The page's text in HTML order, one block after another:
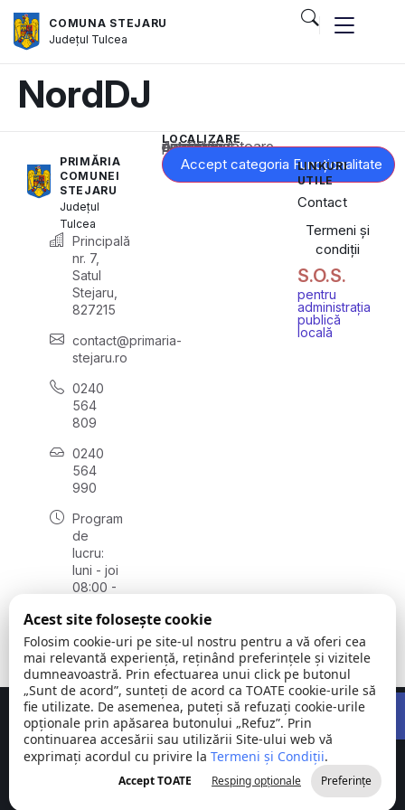
COMUNA STEJARU
Județul Tulcea
NordDJ
PRIMĂRIA
COMUNEI
STEJARU
Județul
Tulcea
Principală
nr. 7,
Satul
Stejaru,
827215
contact@primaria-
stejaru.ro
0240
564
809
0240
564
990
Program
de
lucru:
luni - joi
08:00 -
vineri
08:00 -
14:00
LOCALIZARE
Acest conținut este blocat până când acceptați categoria corespunzătoare de cookie-uri.
Accept categoria Funcționalitate
LINKURI
UTILE
Contact
Termeni și
condiții
S.O.S.
pentru
administrația
publică
locală
Comuna
Stejaru |
județul Tulcea
©
2026
Toate
drepturile
rezervate
Concept realizat deBig Media Relații Publice SRL
Acest site folosește cookie
Folosim cookie-uri pe site-ul nostru pentru a vă oferi cea
mai relevantă experiență, reținând preferințele și vizitele
dumneavoastră. Prin efectuarea unui click pe butonul
„Sunt de acord”, sunteți de acord ca TOATE cookie-urile să
fie utilizate. De asemenea, puteți să refuzați cookie-urile
opționale prin apăsarea butonului „Refuz”. Prin
continuarea accesării sau utilizării Site-ului web vă
exprimați acordul cu privire la Termeni și Condiții.
Accept TOATE Resping opționale Preferințe